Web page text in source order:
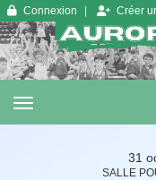
Connexion Créer
31
SALLE
Panneau de gestion des